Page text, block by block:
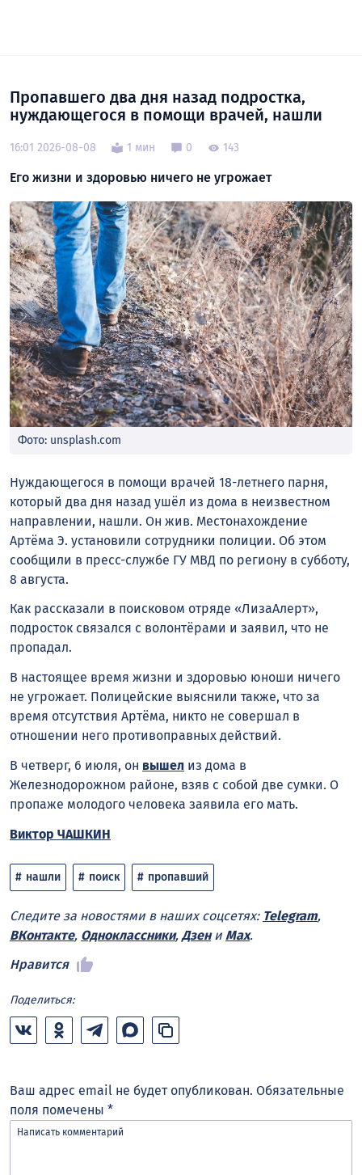
Пропавшего два дня назад подростка,
нуждающегося в помощи врачей, нашли
16:01 2026-08-08 1 мин 0 143
Его жизни и здоровью ничего не угрожает
Фото: unsplash.com
Нуждающегося в помощи врачей 18-летнего парня,
который два дня назад ушёл из дома в неизвестном
направлении, нашли. Он жив. Местонахождение
Артёма Э. установили сотрудники полиции. Об этом
сообщили в пресс-службе ГУ МВД по региону в субботу,
8 августа.
Как рассказали в поисковом отряде «ЛизаАлерт»,
подросток связался с волонтёрами и заявил, что не
пропадал.
В настоящее время жизни и здоровью юноши ничего
не угрожает. Полицейские выяснили также, что за
время отсутствия Артёма, никто не совершал в
отношении него противоправных действий.
В четверг, 6 июля, он вышел из дома в
Железнодорожном районе, взяв с собой две сумки. О
пропаже молодого человека заявила его мать.
Виктор ЧАШКИН
нашли поиск пропавший
Следите за новостями в наших соцсетях: Telegram,
ВКонтакте, Одноклассники, Дзени Max.
Нравится
Поделиться:
Ваш адрес email не будет опубликован. Обязательные
поля помечены *